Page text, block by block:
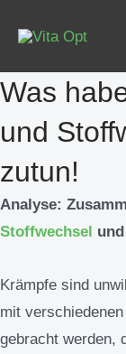
Inhalt
Was
und
zutun!
Analyse:
Stoffwechsel
Krämpfe sind
mit
gebracht werden,